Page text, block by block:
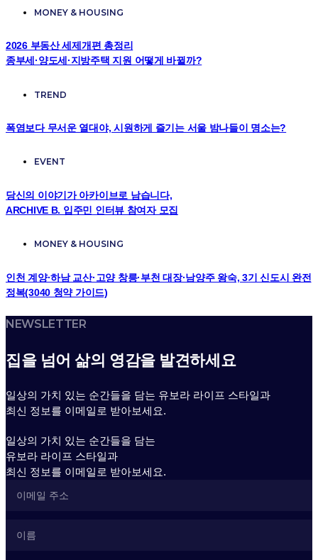
MONEY & HOUSING
2026 부동산 세제개편 총정리
종부세·양도세·지방주택 지원 어떻게 바뀔까?
TREND
폭염보다 무서운 열대야, 시원하게 즐기는 서울 밤나들이 명소는?
EVENT
당신의 이야기가 아카이브로 남습니다,
ARCHIVE B. 입주민 인터뷰 참여자 모집
MONEY & HOUSING
인천 계양·하남 교산·고양 창릉·부천 대장·남양주 왕숙, 3기 신도시 완전
정복(3040 청약 가이드)
NEWSLETTER
집을 넘어 삶의 영감을 발견하세요
일상의 가치 있는 순간들을 담는 유보라 라이프 스타일과
최신 정보를 이메일로 받아보세요.
일상의 가치 있는 순간들을 담는
유보라 라이프 스타일과
최신 정보를 이메일로 받아보세요.